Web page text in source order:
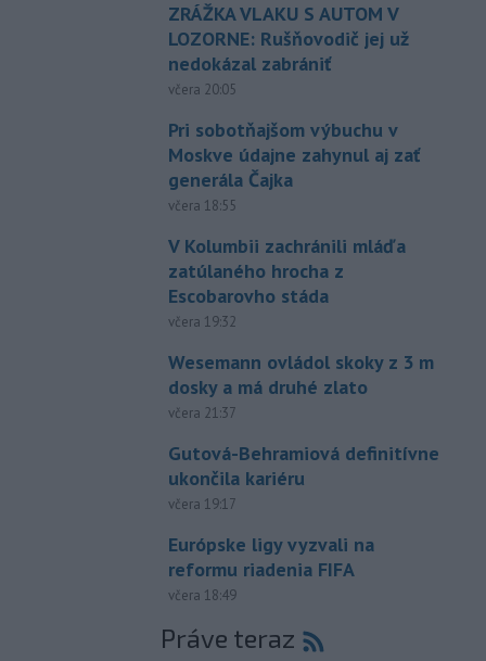
ZRÁŽKA VLAKU S AUTOM V
LOZORNE: Rušňovodič jej už
nedokázal zabrániť
včera 20:05
Pri sobotňajšom výbuchu v
Moskve údajne zahynul aj zať
generála Čajka
včera 18:55
V Kolumbii zachránili mláďa
zatúlaného hrocha z
Escobarovho stáda
včera 19:32
Wesemann ovládol skoky z 3 m
dosky a má druhé zlato
včera 21:37
Gutová-Behramiová definitívne
ukončila kariéru
včera 19:17
Európske ligy vyzvali na
reformu riadenia FIFA
včera 18:49
Práve teraz